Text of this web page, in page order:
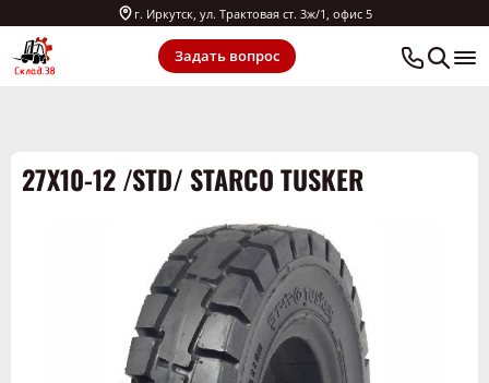
г. Иркутск, ул. Трактовая ст. 3ж/1, офис 5
Задать вопрос
27X10-12 /STD/ STARCO TUSKER